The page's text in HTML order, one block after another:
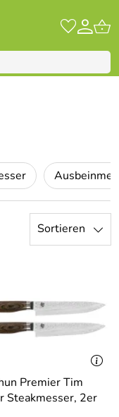
Sortieren
Premier Tim
Steakmesser, 2er